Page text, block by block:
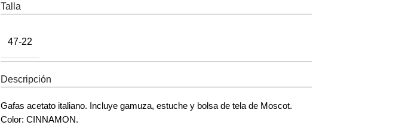
Talla
47-22
Descripción
Gafas acetato italiano. Incluye gamuza, estuche y bolsa de tela de Moscot.
Color: CINNAMON.